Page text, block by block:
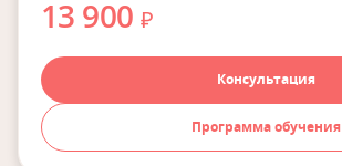
13 900₽
Консультация
Программа обучения